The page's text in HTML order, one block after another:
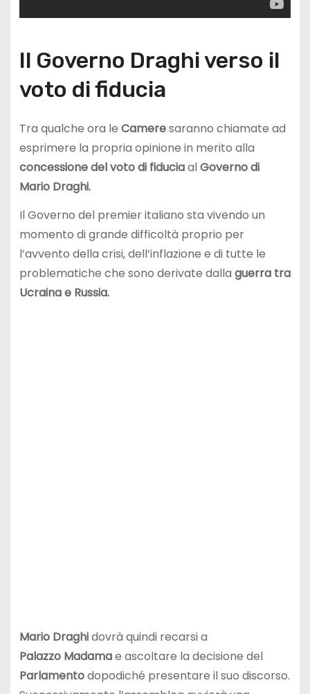
Il Governo Draghi verso il
voto di fiducia
Tra qualche ora le Cameresaranno chiamate ad
esprimere la propria opinione in merito alla
concessione del voto di fiduciaalGoverno di
Mario Draghi.
Il Governo del premier italiano sta vivendo un
momento di grande difficoltà proprio per
l’avvento della crisi, dell’inflazione e di tutte le
problematiche che sono derivate dalla guerra tra
Ucraina e Russia.
Mario Draghidovrà quindi recarsi a
Palazzo Madamae ascoltare la decisione del
Parlamentodopodiché presentare il suo discorso.